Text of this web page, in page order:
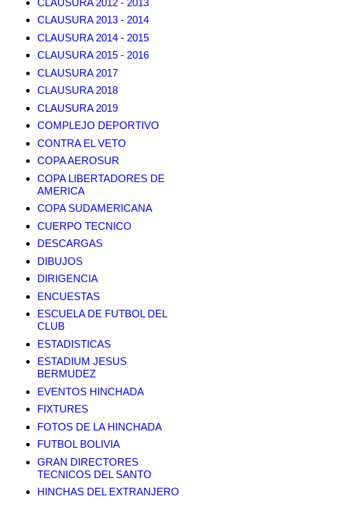
CLAUSURA 2013 - 2014
CLAUSURA 2014 - 2015
CLAUSURA 2015 - 2016
CLAUSURA 2017
CLAUSURA 2018
CLAUSURA 2019
COMPLEJO DEPORTIVO
CONTRA EL VETO
COPA AEROSUR
COPA LIBERTADORES DE
AMERICA
COPA SUDAMERICANA
CUERPO TECNICO
DESCARGAS
DIBUJOS
DIRIGENCIA
ENCUESTAS
ESCUELA DE FUTBOL DEL
CLUB
ESTADISTICAS
ESTADIUM JESUS
BERMUDEZ
EVENTOS HINCHADA
FIXTURES
FOTOS DE LA HINCHADA
FUTBOL BOLIVIA
GRAN DIRECTORES
TECNICOS DEL SANTO
HINCHAS DEL EXTRANJERO